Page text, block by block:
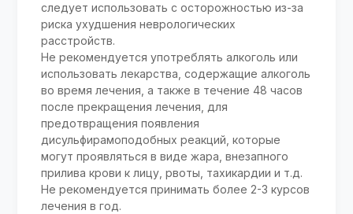
следует использовать с осторожностью из-за
риска ухудшения неврологических
расстройств.
Не рекомендуется употреблять алкоголь или
использовать лекарства, содержащие алкоголь
во время лечения, а также в течение 48 часов
после прекращения лечения, для
предотвращения появления
дисульфирамоподобных реакций, которые
могут проявляться в виде жара, внезапного
прилива крови к лицу, рвоты, тахикардии и т.д.
Не рекомендуется принимать более 2-3 курсов
лечения в год.